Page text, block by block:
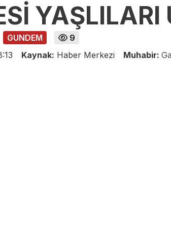
GUNDEM
9
Kaynak: Haber Merkezi Muhabir: